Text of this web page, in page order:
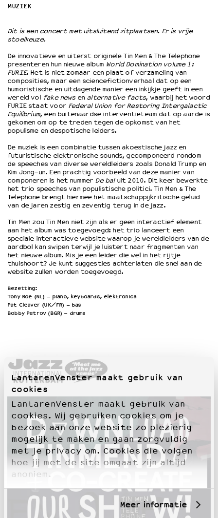
LantarenVenster maakt gebruik van
cookies
LantarenVenster maakt gebruik van
cookies. Wij gebruiken cookies om je
bezoek aan onze website zo plezierig
mogelijk te maken en gaan zorgvuldig
met je privacy om. Cookies die volgen
hoe jij met de site omgaat zijn altijd
anoniem.
Meer informatie
Wat we doen
Wie is wie
Word vriend
Historie
Partners
Huisregels
Privacyverklaring
Integriteits- en gedragscode
Duurzaamheid
Culturele boycot Israël
Ruimte voor artistieke vrijheid – VNPF
MUZIEK
Dit is een concert met uitsluitend zitplaatsen. Er is vrije
stoelkeuze.
De innovatieve en uiterst originele Tin Men & The Telephone
presenteren hun nieuwe album World Domination volume 1:
FURIE. Het is niet zomaar een plaat of verzameling van
composities, maar een sciencefictionverhaal dat op een
humoristische en uitdagende manier een inkijkje geeft in een
wereld vol fake newsen alternative facts, waarbij het woord
FURIE staat voor Federal Union for Restoring Intergalactic
Equilibrium, een buitenaardse interventieteam dat op aarde is
gekomen om op te treden tegen de opkomst van het
populisme en despotische leiders.
De muziek is een combinatie tussen akoestische jazz en
futuristische elektronische sounds, gecomponeerd rondom
de speeches van diverse wereldleiders zoals Donald Trump en
Kim Jong-un. Een prachtig voorbeeld van deze manier van
componeren is het nummer De baluit 2010. Dit keer bewerkte
het trio speeches van populistische politici. Tin Men & The
Telephone brengt hiermee het maatschappijkritische geluid
van de jaren zestig en zeventig terug in de jazz.
Tin Men zou Tin Men niet zijn als er geen interactief element
aan het album was toegevoegd: het trio lanceert een
speciale interactieve website waarop je wereldleiders van de
aardbol kan swipen terwijl je luistert naar fragmenten van
het nieuwe album. Mis je een leider die wel in het rijtje
thuishoort? Je kunt suggesties achterlaten die snel aan de
website zullen worden toegevoegd.
Bezetting:
Tony Roe (NL) – piano, keyboards, elektronica
Pat Cleaver (UK/FR) – bas
Bobby Petrov (BGR) – drums